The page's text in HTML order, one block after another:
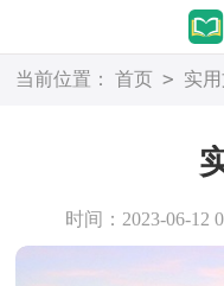
当前位置： 首页 > 实
时间：2023-06-12